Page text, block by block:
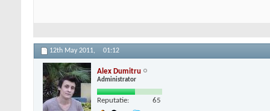
12th May 2011, 01:12
Alex Dumitru
Administrator
Reputatie: 65